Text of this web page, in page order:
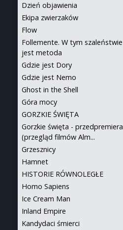
Dzień objawienia
Ekipa zwierzaków
Flow
Follemente. W tym szaleństwie
jest metoda
Gdzie jest Dory
Gdzie jest Nemo
Ghost in the Shell
Góra mocy
GORZKIE ŚWIĘTA
Gorzkie święta - przedpremiera
(przegląd filmów Alm...
Grzesznicy
Hamnet
HISTORIE RÓWNOLEGŁE
Homo Sapiens
Ice Cream Man
Inland Empire
Kandydaci śmierci